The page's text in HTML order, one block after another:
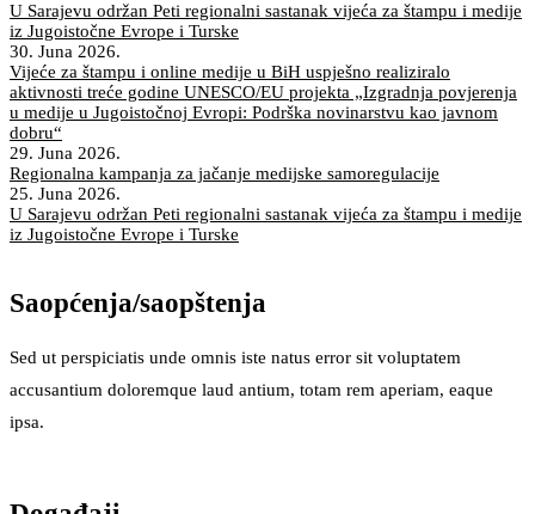
U Sarajevu održan Peti regionalni sastanak vijeća za štampu i medije
iz Jugoistočne Evrope i Turske
30. Juna 2026.
Vijeće za štampu i online medije u BiH uspješno realiziralo
aktivnosti treće godine UNESCO/EU projekta „Izgradnja povjerenja
u medije u Jugoistočnoj Evropi: Podrška novinarstvu kao javnom
dobru“
29. Juna 2026.
Regionalna kampanja za jačanje medijske samoregulacije
25. Juna 2026.
U Sarajevu održan Peti regionalni sastanak vijeća za štampu i medije
iz Jugoistočne Evrope i Turske
Saopćenja/saopštenja
Sed ut perspiciatis unde omnis iste natus error sit voluptatem
accusantium doloremque laud antium, totam rem aperiam, eaque
ipsa.